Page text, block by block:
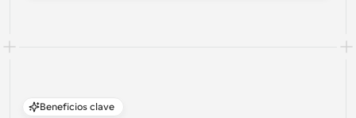
Beneficios clave